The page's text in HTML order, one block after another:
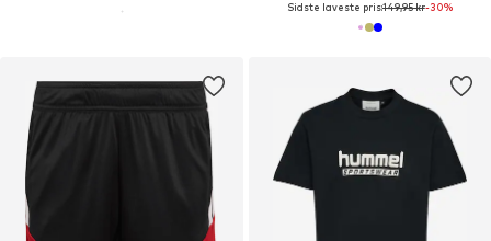
Sidste laveste pris:149,95 kr-30%